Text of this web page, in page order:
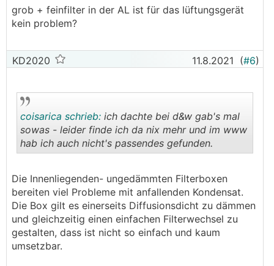
grob + feinfilter in der AL ist für das lüftungsgerät
kein problem?
KD2020 11.8.2021 (#6)
coisarica schrieb: ich dachte bei d&w gab's mal
sowas - leider finde ich da nix mehr und im www
hab ich auch nicht's passendes gefunden.
Die Innenliegenden- ungedämmten Filterboxen
bereiten viel Probleme mit anfallenden Kondensat.
Die Box gilt es einerseits Diffusionsdicht zu dämmen
und gleichzeitig einen einfachen Filterwechsel zu
gestalten, dass ist nicht so einfach und kaum
umsetzbar.